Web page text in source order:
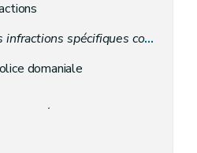
spécifiques commises sur le domaine public régional des voies hydrauliques
domaniale
en état des lieux